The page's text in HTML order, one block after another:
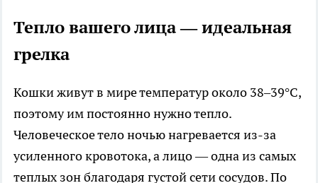
Тепло вашего лица — идеальная
грелка
Кошки живут в мире температур около 38–39°C,
поэтому им постоянно нужно тепло.
Человеческое тело ночью нагревается из-за
усиленного кровотока, а лицо — одна из самых
теплых зон благодаря густой сети сосудов. По